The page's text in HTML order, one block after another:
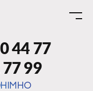
44 77
77 99